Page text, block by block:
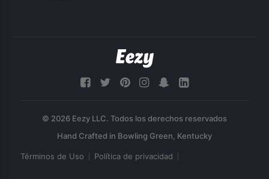
© 2026 Eezy LLC. Todos los derechos reservados
Términos de Uso Política de privacidad